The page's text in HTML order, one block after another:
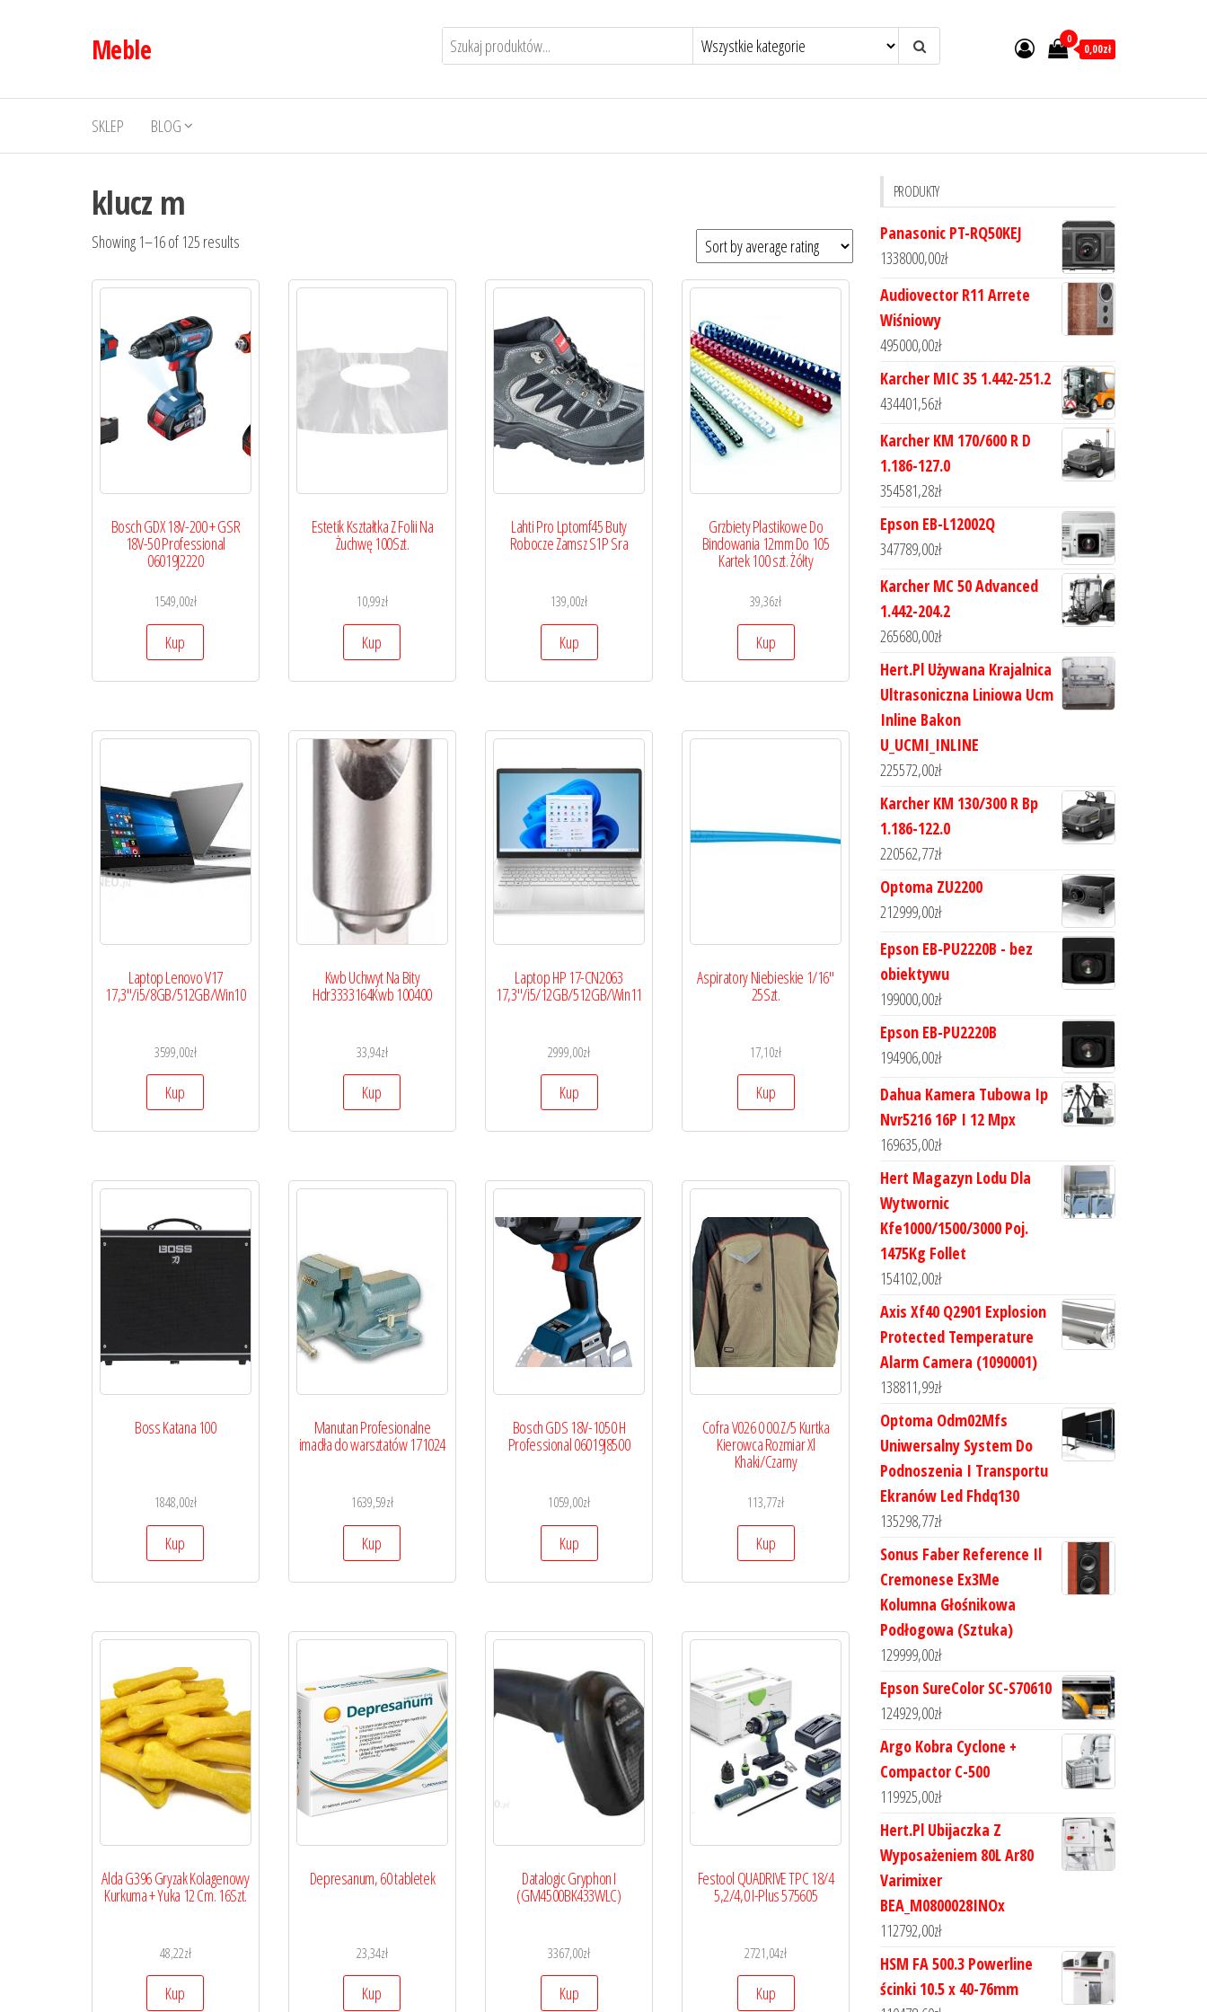
Meble 0
0,00zł
SKLEP BLOG
klucz m
Showing 1–16 of 125 results
Bosch GDX 18V-200 + GSR
18V-50 Professional
06019J2220
1549,00zł
Kup
Estetik Kształtka Z Folii Na
Żuchwę 100Szt.
10,99zł
Kup
Lahti Pro Lptomf45 Buty
Robocze Zamsz S1P Sra
139,00zł
Kup
Grzbiety Plastikowe Do
Bindowania 12mm Do 105
Kartek 100 szt. Żółty
39,36zł
Kup
Laptop Lenovo V17
17,3″/i5/8GB/512GB/Win10
3599,00zł
Kup
Kwb Uchwyt Na Bity
Hdr3333164Kwb 100400
33,94zł
Kup
Laptop HP 17-CN2063
17,3″/i5/12GB/512GB/Win11
2999,00zł
Kup
Aspiratory Niebieskie 1/16″
25Szt.
17,10zł
Kup
Boss Katana 100
1848,00zł
Kup
Manutan Profesionalne
imadła do warsztatów 171024
1639,59zł
Kup
Bosch GDS 18V-1050 H
Professional 06019J8500
1059,00zł
Kup
Cofra V026 0 00.Z/5 Kurtka
Kierowca Rozmiar Xl
Khaki/Czarny
113,77zł
Kup
Alda G396 Gryzak Kolagenowy
Kurkuma + Yuka 12 Cm. 16Szt.
48,22zł
Kup
Depresanum, 60 tabletek
23,34zł
Kup
Datalogic Gryphon I
(GM4500BK433WLC)
3367,00zł
Kup
Festool QUADRIVE TPC 18/4
5,2/4,0 I-Plus 575605
2721,04zł
Kup
PRODUKTY
Panasonic PT-RQ50KEJ
1338000,00zł
Audiovector R11 Arrete
Wiśniowy
495000,00zł
Karcher MIC 35 1.442-251.2
434401,56zł
Karcher KM 170/600 R D
1.186-127.0
354581,28zł
Epson EB-L12002Q
347789,00zł
Karcher MC 50 Advanced
1.442-204.2
265680,00zł
Hert.Pl Używana Krajalnica
Ultrasoniczna Liniowa Ucm
Inline Bakon
U_UCMI_INLINE
225572,00zł
Karcher KM 130/300 R Bp
1.186-122.0
220562,77zł
Optoma ZU2200
212999,00zł
Epson EB-PU2220B - bez
obiektywu
199000,00zł
Epson EB-PU2220B
194906,00zł
Dahua Kamera Tubowa Ip
Nvr5216 16P I 12 Mpx
169635,00zł
Hert Magazyn Lodu Dla
Wytwornic
Kfe1000/1500/3000 Poj.
1475Kg Follet
154102,00zł
Axis Xf40 Q2901 Explosion
Protected Temperature
Alarm Camera (1090001)
138811,99zł
Optoma Odm02Mfs
Uniwersalny System Do
Podnoszenia I Transportu
Ekranów Led Fhdq130
135298,77zł
Sonus Faber Reference Il
Cremonese Ex3Me
Kolumna Głośnikowa
Podłogowa (Sztuka)
129999,00zł
Epson SureColor SC-S70610
124929,00zł
Argo Kobra Cyclone +
Compactor C-500
119925,00zł
Hert.Pl Ubijaczka Z
Wyposażeniem 80L Ar80
Varimixer
BEA_M0800028INOx
112792,00zł
HSM FA 500.3 Powerline
ścinki 10.5 x 40-76mm